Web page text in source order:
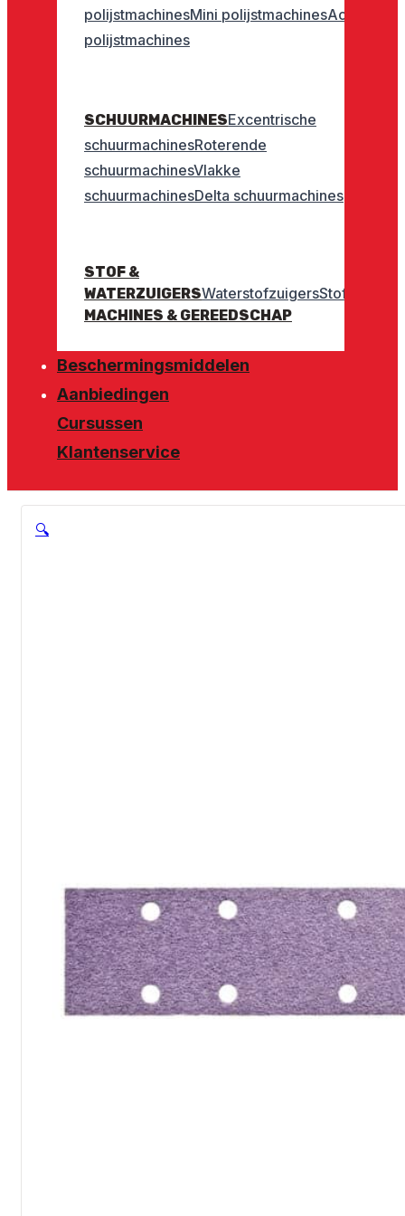
polijstmachinesMini polijstmachinesAccu
polijstmachines
SCHUURMACHINESExcentrische
schuurmachinesRoterende
schuurmachinesVlakke
schuurmachinesDelta schuurmachines
STOF &
WATERZUIGERSWaterstofzuigersStofzuigers
MACHINES & GEREEDSCHAP
Beschermingsmiddelen
Aanbiedingen
Cursussen
Klantenservice
🔍